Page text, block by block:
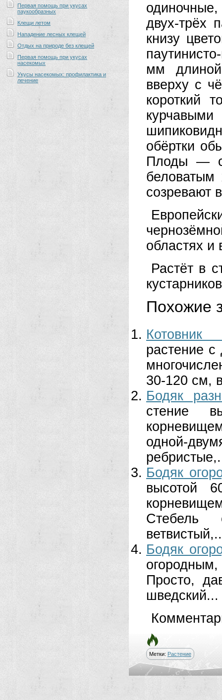
Первая помощь при укусах
паукообразных
Клещи летом
Нападение лесных клещей
Отдых на природе без клещей
Первая помощь при укусах
насекомых
Укусы насекомых: профилактика и
лечение
двух-трёх
книзу
мм
вверху с
корот­кий
обёртки
Плоды —
созревают
облас­тях и
Растёт в
Похожие
Котовник
растение
30-120 см,
Бодяк
стение
одной-
Бодяк
высотой
Стебель
Бодяк
Просто,
шведский...
Метки: Растение